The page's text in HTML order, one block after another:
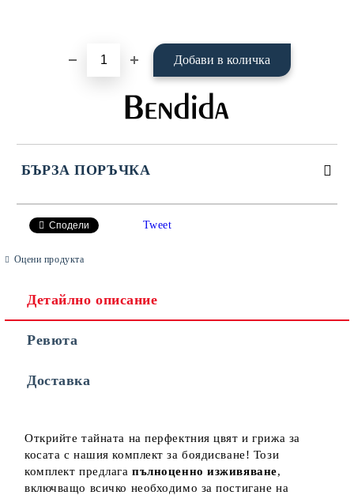
БЪРЗА ПОРЪЧКА
Ние ще се свържем с вас в рамките на работния ден.
Сподели Tweet
Оцени продукта
Детайлно описание
Ревюта
Доставка
Открийте тайната на перфектния цвят и грижа за
косата с нашия комплект за боядисване! Този
комплект предлагапълноценно изживяване,
включващо всичко необходимо за постигане на